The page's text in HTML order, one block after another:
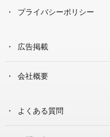
プライバシーポリシー
広告掲載
会社概要
よくある質問